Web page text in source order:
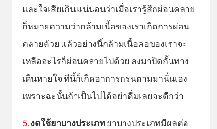
และใจเสียเกิน แน่นอนว่าเมื่อเรารู้สึกผ่อนคลาย
ก็หมายความว่ากล้ามเนื้อของเราเกิดการผ่อน
คลายด้วย แล้วอย่างนี้กล้ามเนื้อคอของเราจะ
เหลืออะไรก็ผ่อนคลายไปด้วย ลงมาปิดกั้นทาง
เดินหายใจ ทีนี้ก็เกิดอาการกรนตามมานั่นเอง
เพราะฉะนั้นถ้าเป็นไปได้อย่าดื่มเลยจะดีกว่า
5. งดใช้ยาบางประเภทยาบางประเภทมีผลต่อ